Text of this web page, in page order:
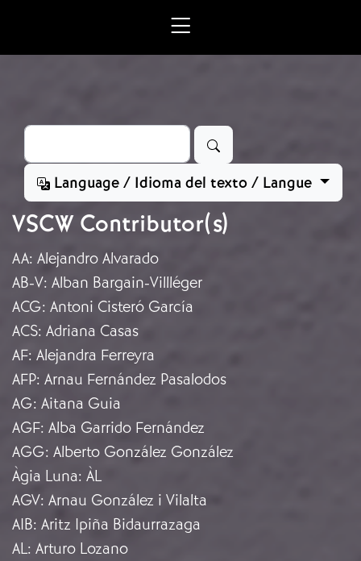
Buscar
Language / Idioma del texto / Langue
VSCW Contributor(s)
AA: Alejandro Alvarado
AB-V: Alban Bargain-Villléger
ACG: Antoni Cisteró García
ACS: Adriana Casas
AF: Alejandra Ferreyra
AFP: Arnau Fernández Pasalodos
AG: Aitana Guia
AGF: Alba Garrido Fernández
AGG: Alberto González González
Àgia Luna: ÀL
AGV: Arnau González i Vilalta
AIB: Aritz Ipiña Bidaurrazaga
AL: Arturo Lozano